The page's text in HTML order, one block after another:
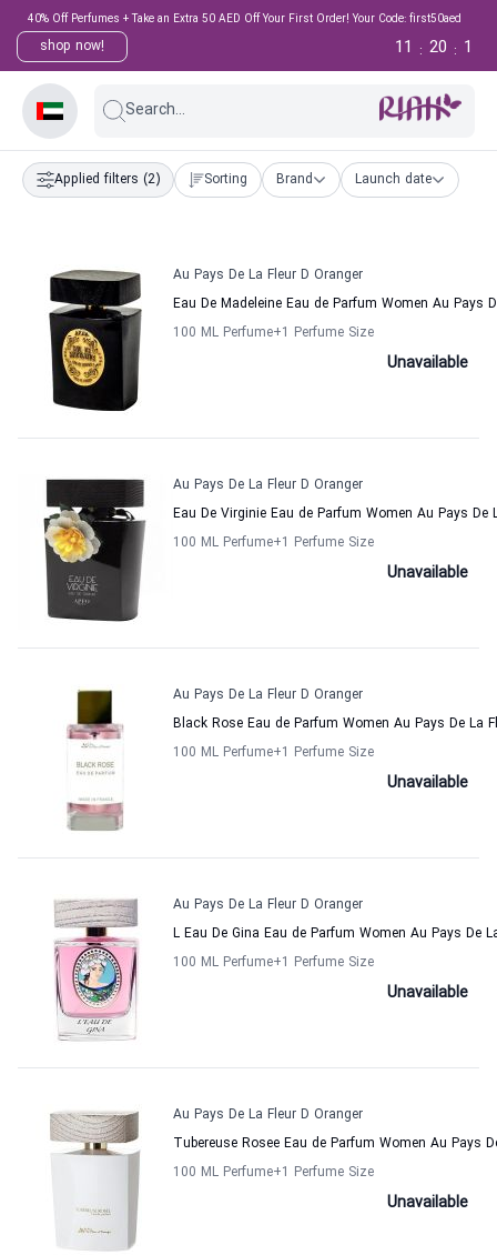
40% Off Perfumes + Take an Extra 50 AED Off Your First Order! Your Code: first50aed
shop now! 0
:
20
:
11
Search...
Applied filters (2) Sorting Brand Launch date
Au Pays De La Fleur D Oranger
Eau De Madeleine Eau de Parfum Women Au Pays
100 ML Perfume+1 Perfume Size
Unavailable
Au Pays De La Fleur D Oranger
Eau De Virginie Eau de Parfum Women Au Pays De
100 ML Perfume+1 Perfume Size
Unavailable
Au Pays De La Fleur D Oranger
Black Rose Eau de Parfum Women Au Pays De La
100 ML Perfume+1 Perfume Size
Unavailable
Au Pays De La Fleur D Oranger
L Eau De Gina Eau de Parfum Women Au Pays De
100 ML Perfume+1 Perfume Size
Unavailable
Au Pays De La Fleur D Oranger
Tubereuse Rosee Eau de Parfum Women Au Pays
100 ML Perfume+1 Perfume Size
Unavailable